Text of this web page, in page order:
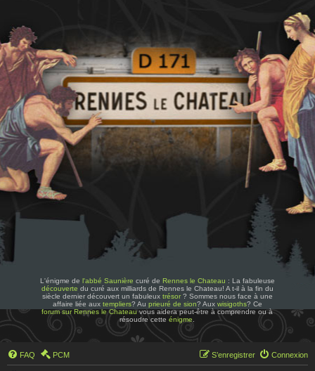
L'énigme de l'abbé Saunière curé de Rennes le Chateau : La fabuleuse
découverte du curé aux milliards de Rennes le Chateau! A t-il à la fin du
siècle dernier découvert un fabuleux trésor? Sommes nous face à une
affaire liée aux templiers? Au prieuré de sion? Aux wisigoths? Ce
forum sur Rennes le Chateauvous aidera peut-être à comprendre ou à
résoudre cetteénigme
FAQ PCM Connexion
S’enregistrer